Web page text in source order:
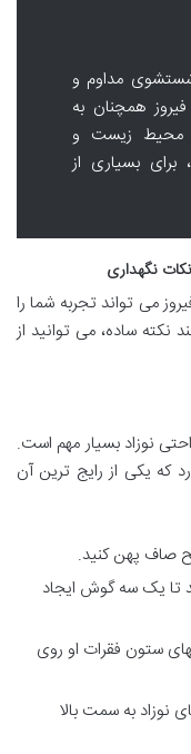
مداوم و
همچنان به
محیط زیست و
بسیاری از
نگهداری
می تواند تجربه شما را
نکته ساده، می توانید از
نوزاد بسیار مهم است.
که یکی از رایج ترین آن
صاف پهن کنید.
تا یک سه گوش ایجاد
ستون فقرات او روی
نوزاد به سمت بالا